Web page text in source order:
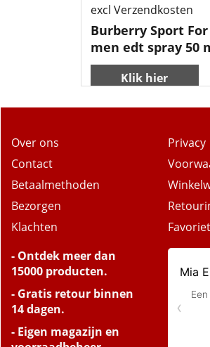
excl Verzendkosten
Burberry Sport For
men edt spray 50
Klik hier
Over ons
Contact
Betaalmethoden
Bezorgen
Klachten
Privacy
- Ontdek meer dan
15000 producten.
- Gratis retour binnen
14 dagen.
- Eigen magazijn en